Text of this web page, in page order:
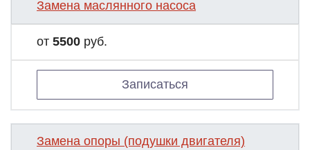
Замена маслянного насоса
от 5500 руб.
Записаться
Замена опоры (подушки двигателя)